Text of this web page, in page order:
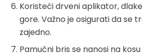
Koristeći drveni aplikator,
gore. Važno je osigurati da se
zajedno.
Pamučni bris se nanosi na